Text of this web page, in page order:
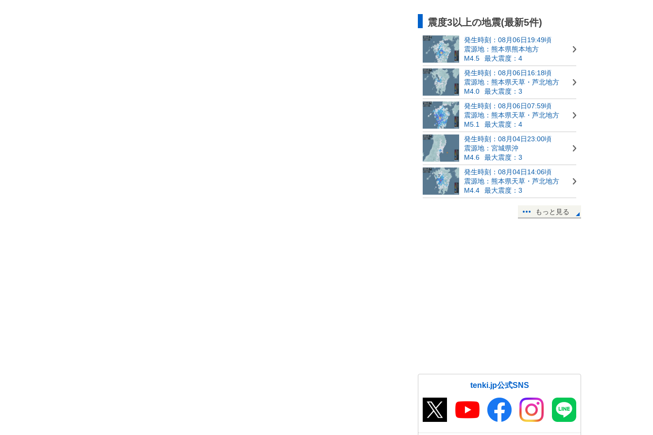
震度3以上の地震(最新5件)
発生時刻：08月06日19:49頃
震源地：熊本県熊本地方
M4.5
最大震度：4
発生時刻：08月06日16:18頃
震源地：熊本県天草・芦北地方
M4.0
最大震度：3
発生時刻：08月06日07:59頃
震源地：熊本県天草・芦北地方
M5.1
最大震度：4
発生時刻：08月04日23:00頃
震源地：宮城県沖
M4.6
最大震度：3
発生時刻：08月04日14:06頃
震源地：熊本県天草・芦北地方
M4.4
最大震度：3
もっと見る
tenki.jp公式SNS